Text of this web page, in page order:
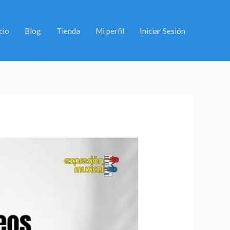
Blog Tienda Mi perfil Iniciar Sesión